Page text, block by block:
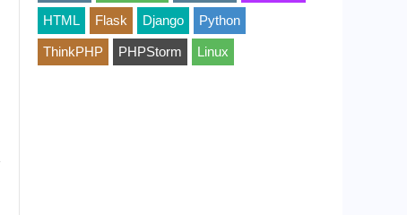
HTML Flask Django Python
ThinkPHP PHPStorm Linux